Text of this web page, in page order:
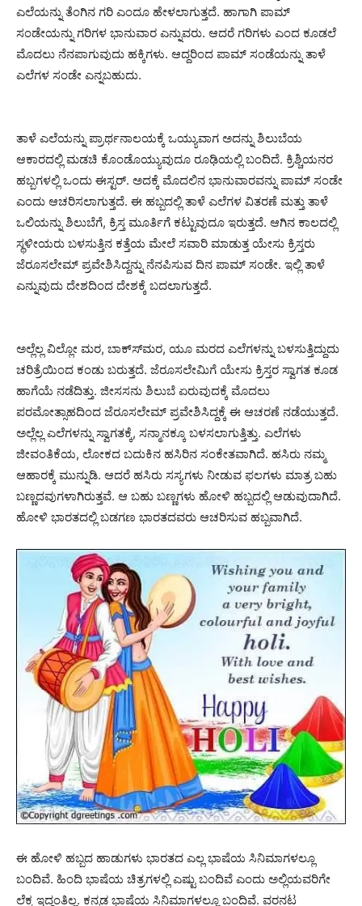
ಎಲೆಯನ್ನು ತೆಂಗಿನ ಗರಿ ಎಂದೂ ಹೇಳಲಾಗುತ್ತದೆ. ಹಾಗಾಗಿ ಪಾಮ್
ಸಂಡೇಯನ್ನು ಗರಿಗಳ ಭಾನುವಾರ ಎನ್ನುವರು. ಆದರೆ ಗರಿಗಳು ಎಂದ ಕೂಡಲೆ
ಮೊದಲು ನೆನಪಾಗುವುದು ಹಕ್ಕಿಗಳು. ಆದ್ದರಿಂದ ಪಾಮ್ ಸಂಡೆಯನ್ನು ತಾಳೆ
ಎಲೆಗಳ ಸಂಡೇ ಎನ್ನಬಹುದು.
ತಾಳೆ ಎಲೆಯನ್ನು ಪ್ರಾರ್ಥನಾಲಯಕ್ಕೆ ಒಯ್ಯುವಾಗ ಅದನ್ನು ಶಿಲುಬೆಯ
ಆಕಾರದಲ್ಲಿ ಮಡಚಿ ಕೊಂಡೊಯ್ಯುವುದೂ ರೂಢಿಯಲ್ಲಿ ಬಂದಿದೆ. ಕ್ರಿಶ್ಚಿಯನರ
ಹಬ್ಬಗಳಲ್ಲಿ ಒಂದು ಈಸ್ಟರ್. ಅದಕ್ಕೆ ಮೊದಲಿನ ಭಾನುವಾರವನ್ನು ಪಾಮ್ ಸಂಡೇ
ಎಂದು ಆಚರಿಸಲಾಗುತ್ತದೆ. ಈ ಹಬ್ಬದಲ್ಲಿ ತಾಳೆ ಎಲೆಗಳ ವಿತರಣೆ ಮತ್ತು ತಾಳೆ
ಒಲಿಯನ್ನು ಶಿಲುಬೆಗೆ, ಕ್ರಿಸ್ತ ಮೂರ್ತಿಗೆ ಕಟ್ಟುವುದೂ ಇರುತ್ತದೆ. ಆಗಿನ ಕಾಲದಲ್ಲಿ
ಸ್ಥಳೀಯರು ಬಳಸುತ್ತಿನ ಕತ್ತೆಯ ಮೇಲೆ ಸವಾರಿ ಮಾಡುತ್ತ ಯೇಸು ಕ್ರಿಸ್ತರು
ಜೆರೂಸಲೇಮ್ ಪ್ರವೇಶಿಸಿದ್ದನ್ನು ನೆನಪಿಸುವ ದಿನ ಪಾಮ್ ಸಂಡೇ. ಇಲ್ಲಿ ತಾಳೆ
ಎನ್ನುವುದು ದೇಶದಿಂದ ದೇಶಕ್ಕೆ ಬದಲಾಗುತ್ತದೆ.
ಅಲ್ಲೆಲ್ಲ ವಿಲ್ಲೋ ಮರ, ಬಾಕ್ಸ್‍ಮರ, ಯೂ ಮರದ ಎಲೆಗಳನ್ನು ಬಳಸುತ್ತಿದ್ದುದು
ಚರಿತ್ರೆಯಿಂದ ಕಂಡು ಬರುತ್ತದೆ. ಜೆರೂಸಲೇಮಿಗೆ ಯೇಸು ಕ್ರಿಸ್ತರ ಸ್ವಾಗತ ಕೂಡ
ಹಾಗೆಯೆ ನಡೆದಿತ್ತು. ಜೀಸಸನು ಶಿಲುಬೆ ಏರುವುದಕ್ಕೆ ಮೊದಲು
ಪರಮೋತ್ಸಾಹದಿಂದ ಜೆರೂಸಲೇಮ್ ಪ್ರವೇಶಿಸಿದ್ದಕ್ಕೆ ಈ ಆಚರಣೆ ನಡೆಯುತ್ತದೆ.
ಅಲ್ಲೆಲ್ಲ ಎಲೆಗಳನ್ನು ಸ್ವಾಗತಕ್ಕೆ, ಸನ್ಮಾನಕ್ಕೂ ಬಳಸಲಾಗುತ್ತಿತ್ತು. ಎಲೆಗಳು
ಜೀವಂತಿಕೆಯ, ಲೋಕದ ಬದುಕಿನ ಹಸಿರಿನ ಸಂಕೇತವಾಗಿದೆ. ಹಸಿರು ನಮ್ಮ
ಆಹಾರಕ್ಕೆ ಮುನ್ನುಡಿ. ಆದರೆ ಹಸಿರು ಸಸ್ಯಗಳು ನೀಡುವ ಫಲಗಳು ಮಾತ್ರ ಬಹು
ಬಣ್ಣದವುಗಳಾಗಿರುತ್ತವೆ. ಆ ಬಹು ಬಣ್ಣಗಳು ಹೋಳಿ ಹಬ್ಬದಲ್ಲಿ ಆಡುವುದಾಗಿದೆ.
ಹೋಳಿ ಭಾರತದಲ್ಲಿ ಬಡಗಣ ಭಾರತದವರು ಆಚರಿಸುವ ಹಬ್ಬವಾಗಿದೆ.
ಈ ಹೋಳಿ ಹಬ್ಬದ ಹಾಡುಗಳು ಭಾರತದ ಎಲ್ಲ ಭಾಷೆಯ ಸಿನಿಮಾಗಳಲ್ಲೂ
ಬಂದಿವೆ. ಹಿಂದಿ ಭಾಷೆಯ ಚಿತ್ರಗಳಲ್ಲಿ ಎಷ್ಟು ಬಂದಿವೆ ಎಂದು ಅಲ್ಲಿಯವರಿಗೇ
ಲೆಕ್ಕ ಇದ್ದಂತಿಲ್ಲ. ಕನ್ನಡ ಭಾಷೆಯ ಸಿನಿಮಾಗಳಲ್ಲೂ ಬಂದಿವೆ. ವರನಟ